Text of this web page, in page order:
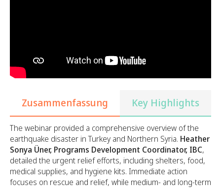
Zusammenfassung Key Highlights
The webinar provided a comprehensive overview of the
earthquake disaster in Turkey and Northern Syria. Heather
Sonya Üner, Programs Development Coordinator, IBC,
detailed the urgent relief efforts, including shelters, food,
medical supplies, and hygiene kits. Immediate action
focuses on rescue and relief, while medium- and long-term